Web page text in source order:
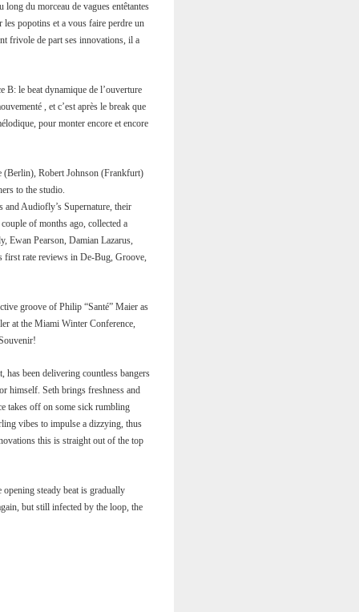
long du morceau de vagues entêtantes
les popotins et a vous faire perdre un
frivole de part ses innovations, il a
B: le beat dynamique de l’ouverture
, et c’est après le break que
pour monter encore et encore
(Berlin), Robert Johnson (Frankfurt)
to the studio.
Audiofly’s Supernature, their
of months ago, collected a
Ewan Pearson, Damian Lazarus,
rate reviews in De-Bug, Groove,
groove of Philip “Santé” Maier as
at the Miami Winter Conference,
been delivering countless bangers
himself. Seth brings freshness and
takes off on some sick rumbling
vibes to impulse a dizzying, thus
this is straight out of the top
steady beat is gradually
but still infected by the loop, the